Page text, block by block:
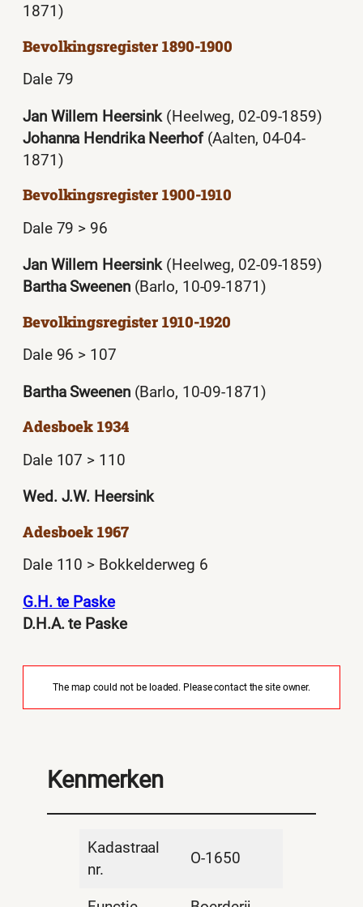
1871)
Bevolkingsregister 1890-1900
Dale 79
Jan Willem Heersink(Heelweg, 02-09-1859)
Johanna Hendrika Neerhof(Aalten, 04-04-
1871)
Bevolkingsregister 1900-1910
Dale 79 > 96
Jan Willem Heersink(Heelweg, 02-09-1859)
Bartha Sweenen(Barlo, 10-09-1871)
Bevolkingsregister 1910-1920
Dale 96 > 107
Bartha Sweenen(Barlo, 10-09-1871)
Adesboek 1934
Dale 107 > 110
Wed. J.W. Heersink
Adesboek 1967
Dale 110 > Bokkelderweg 6
G.H. te Paske
D.H.A. te Paske
The map could not be loaded. Please contact the site owner.
Kenmerken
Kadastraal
nr.
O-1650